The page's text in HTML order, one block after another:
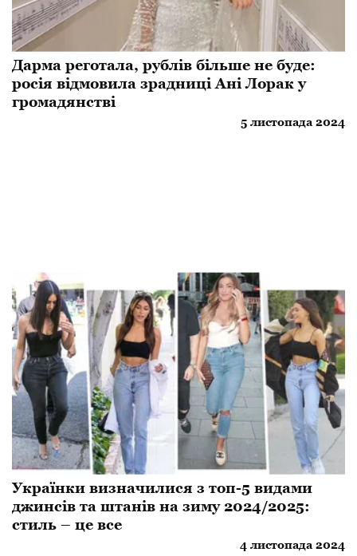
Дарма реготала, рублів більше не буде:
росія відмовила зрадниці Ані Лорак у
громадянстві
5 листопада 2024
Українки визначилися з топ-5 видами
джинсів та штанів на зиму 2024/2025:
стиль – це все
4 листопада 2024